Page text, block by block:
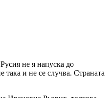
не я напуска до
така и не се случва. Страната